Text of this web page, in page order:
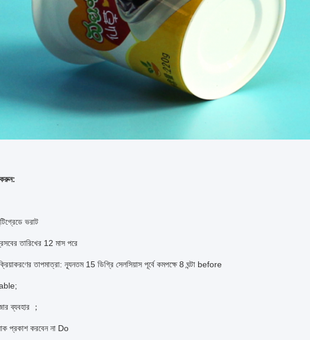
ভরাট
তারিখের 12 মাস পরে
তাপমাত্রা: ন্যূনতম 15 ডিগ্রি সেলসিয়াস পূর্বে কমপক্ষে 8 ঘন্টা before
ব্যবহার ；
প্রকাশ করবেন না Do